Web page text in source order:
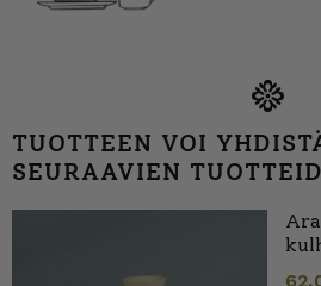
TUOTTEEN VOI
SEURAAVIEN